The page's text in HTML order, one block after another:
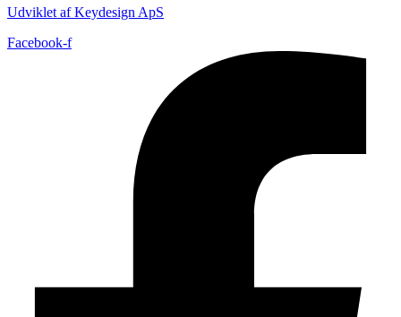
Udviklet af Keydesign ApS
Facebook-f